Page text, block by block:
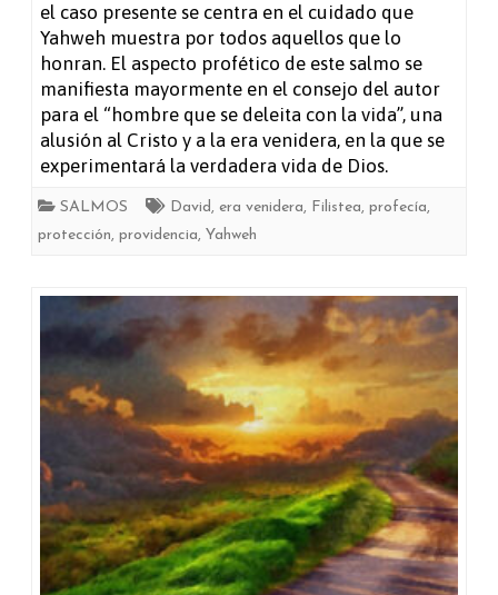
el caso presente se centra en el cuidado que
Yahweh muestra por todos aquellos que lo
honran. El aspecto profético de este salmo se
manifiesta mayormente en el consejo del autor
para el “hombre que se deleita con la vida”, una
alusión al Cristo y a la era venidera, en la que se
experimentará la verdadera vida de Dios.
SALMOS David, era venidera, Filistea, profecía,
protección, providencia, Yahweh